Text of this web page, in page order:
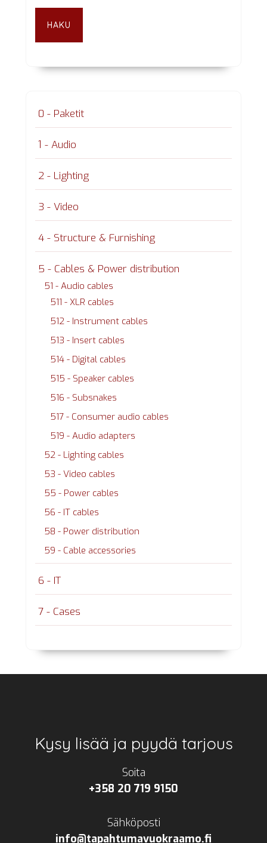
HAKU
0 - Paketit
1 - Audio
2 - Lighting
3 - Video
4 - Structure & Furnishing
5 - Cables & Power distribution
51 - Audio cables
511 - XLR cables
512 - Instrument cables
513 - Insert cables
514 - Digital cables
515 - Speaker cables
516 - Subsnakes
517 - Consumer audio cables
519 - Audio adapters
52 - Lighting cables
53 - Video cables
55 - Power cables
56 - IT cables
58 - Power distribution
59 - Cable accessories
6 - IT
7 - Cases
Footer
Kysy lisää ja pyydä tarjous
Soita
+358 20 719 9150
Sähköposti
info@tapahtumavuokraamo.fi